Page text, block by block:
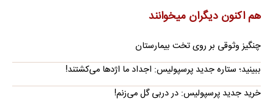
هم اکنون دیگران میخوانند
چنگیز وثوقی بر روی تخت بیمارستان
ببینید؛ ستاره جدید پرسپولیس: اجداد ما اژدها می‌کشتند!
خرید جدید پرسپولیس: در دربی گل می‌زنم!